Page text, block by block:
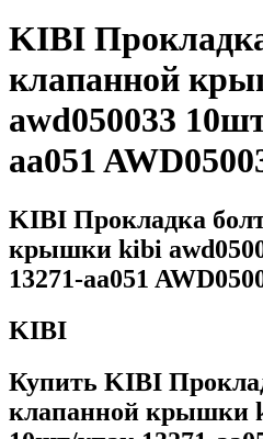
KIBI
клапанной
awd050033
aa051
KIBI Прокладка
крышки kibi
13271-aa051
KIBI
Купить KIBI
клапанной крышки